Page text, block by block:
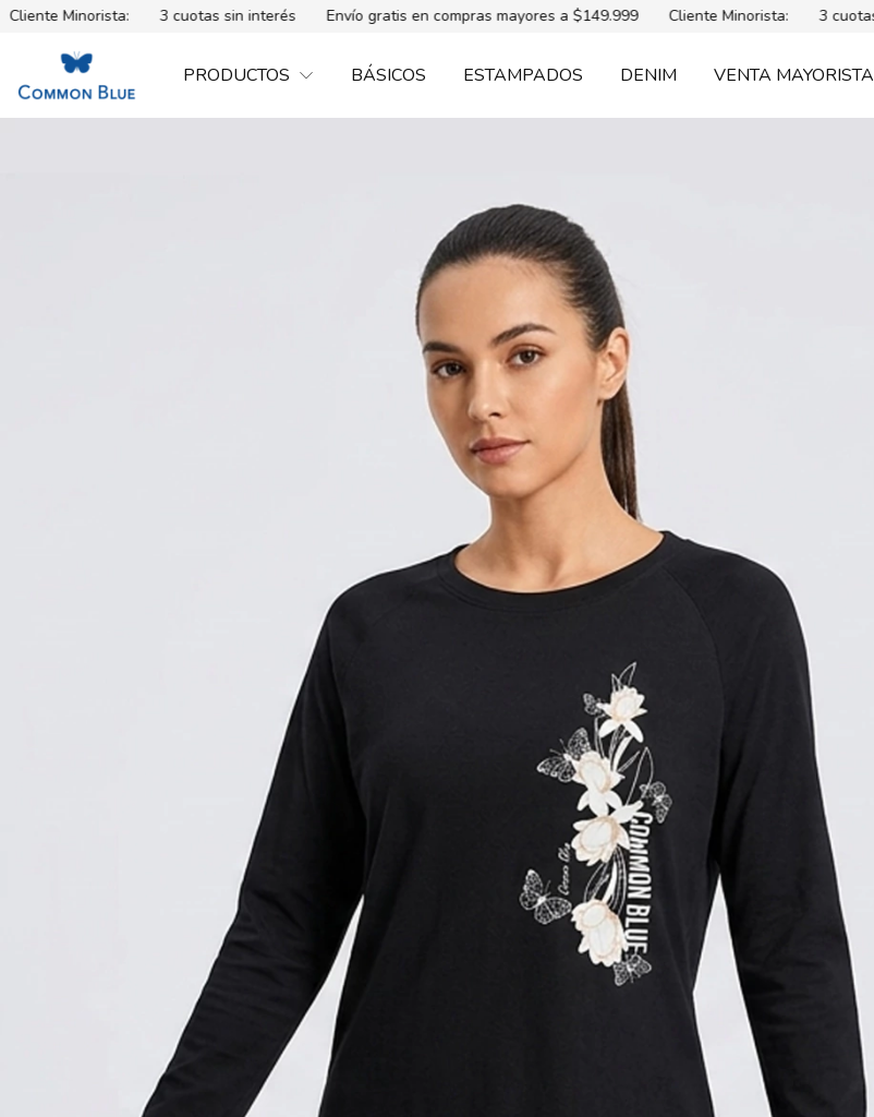
3 cuotas sin interés Envío gratis en compras mayores a $149.999 Cliente Minorista: 3 cuotas sin interés
PRODUCTOS BÁSICOS ESTAMPADOS DENIM VENTA MAYORISTA